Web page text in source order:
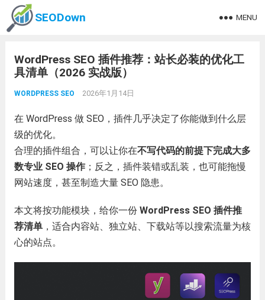
SEODown MENU
WordPress SEO 插件推荐：站长必装的优化工
具清单（2026 实战版）
WORDPRESS SEO 2026年1月14日
在 WordPress 做 SEO，插件几乎决定了你能做到什么层
级的优化。
合理的插件组合，可以让你在不写代码的前提下完成大多
数专业 SEO 操作；反之，插件装错或乱装，也可能拖慢
网站速度，甚至制造大量 SEO 隐患。
本文将按功能模块，给你一份 WordPress SEO 插件推
荐清单，适合内容站、独立站、下载站等以搜索流量为核
心的站点。